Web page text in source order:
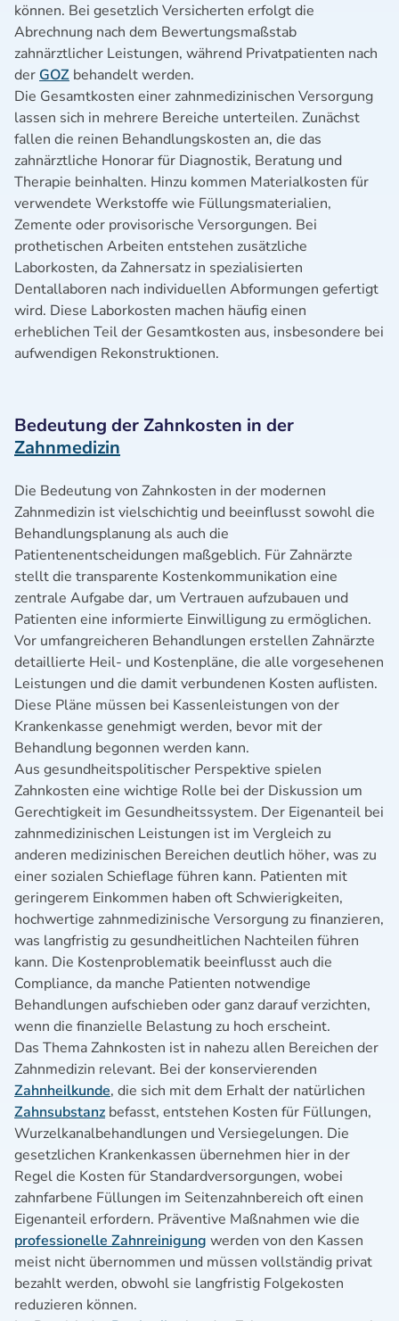
können. Bei gesetzlich Versicherten erfolgt die
Abrechnung nach dem Bewertungsmaßstab
zahnärztlicher Leistungen, während Privatpatienten nach
der GOZ behandelt werden.
Die Gesamtkosten einer zahnmedizinischen Versorgung
lassen sich in mehrere Bereiche unterteilen. Zunächst
fallen die reinen Behandlungskosten an, die das
zahnärztliche Honorar für Diagnostik, Beratung und
Therapie beinhalten. Hinzu kommen Materialkosten für
verwendete Werkstoffe wie Füllungsmaterialien,
Zemente oder provisorische Versorgungen. Bei
prothetischen Arbeiten entstehen zusätzliche
Laborkosten, da Zahnersatz in spezialisierten
Dentallaboren nach individuellen Abformungen gefertigt
wird. Diese Laborkosten machen häufig einen
erheblichen Teil der Gesamtkosten aus, insbesondere bei
aufwendigen Rekonstruktionen.
Bedeutung der Zahnkosten in der
Zahnmedizin
Die Bedeutung von Zahnkosten in der modernen
Zahnmedizin ist vielschichtig und beeinflusst sowohl die
Behandlungsplanung als auch die
Patientenentscheidungen maßgeblich. Für Zahnärzte
stellt die transparente Kostenkommunikation eine
zentrale Aufgabe dar, um Vertrauen aufzubauen und
Patienten eine informierte Einwilligung zu ermöglichen.
Vor umfangreicheren Behandlungen erstellen Zahnärzte
detaillierte Heil- und Kostenpläne, die alle vorgesehenen
Leistungen und die damit verbundenen Kosten auflisten.
Diese Pläne müssen bei Kassenleistungen von der
Krankenkasse genehmigt werden, bevor mit der
Behandlung begonnen werden kann.
Aus gesundheitspolitischer Perspektive spielen
Zahnkosten eine wichtige Rolle bei der Diskussion um
Gerechtigkeit im Gesundheitssystem. Der Eigenanteil bei
zahnmedizinischen Leistungen ist im Vergleich zu
anderen medizinischen Bereichen deutlich höher, was zu
einer sozialen Schieflage führen kann. Patienten mit
geringerem Einkommen haben oft Schwierigkeiten,
hochwertige zahnmedizinische Versorgung zu finanzieren,
was langfristig zu gesundheitlichen Nachteilen führen
kann. Die Kostenproblematik beeinflusst auch die
Compliance, da manche Patienten notwendige
Behandlungen aufschieben oder ganz darauf verzichten,
wenn die finanzielle Belastung zu hoch erscheint.
Das Thema Zahnkosten ist in nahezu allen Bereichen der
Zahnmedizin relevant. Bei der konservierenden
Zahnheilkunde, die sich mit dem Erhalt der natürlichen
Zahnsubstanz befasst, entstehen Kosten für Füllungen,
Wurzelkanalbehandlungen und Versiegelungen. Die
gesetzlichen Krankenkassen übernehmen hier in der
Regel die Kosten für Standardversorgungen, wobei
zahnfarbene Füllungen im Seitenzahnbereich oft einen
Eigenanteil erfordern. Präventive Maßnahmen wie die
professionelle Zahnreinigung werden von den Kassen
meist nicht übernommen und müssen vollständig privat
bezahlt werden, obwohl sie langfristig Folgekosten
reduzieren können.